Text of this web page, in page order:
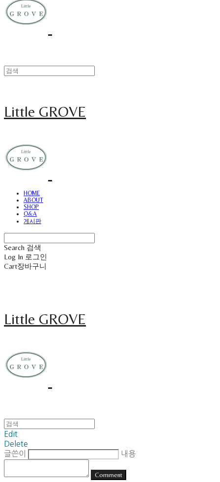
Little GROVE
HOME
ABOUT
SHOP
Q&A
게시판
Search 검색
Log In 로그인
Cart장바구니
Little GROVE
Edit
Delete
글쓴이
내용
Comment